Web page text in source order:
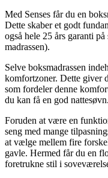
Med Senses får du en
Dette skaber et godt
også hele 25 års garanti
madrassen).
Selve boksmadrassen
komfortzoner. Dette giver
som fordeler denne
du kan få en god nattesøvn.
Foruden at være en
seng med mange
at vælge mellem fire
gavle. Hermed får du en
foretrukne stil i